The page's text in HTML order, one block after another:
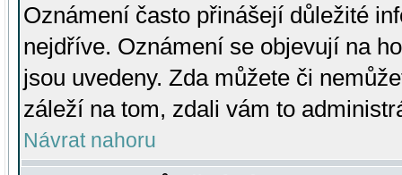
Oznámení často přinášejí důležité
nejdříve. Oznámení se objevují na
jsou uvedeny. Zda můžete či
záleží na tom, zdali vám to
Návrat nahoru